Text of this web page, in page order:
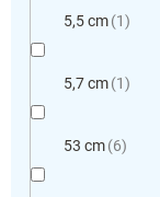
5,5 cm 1
5,7 cm 1
53 cm 6